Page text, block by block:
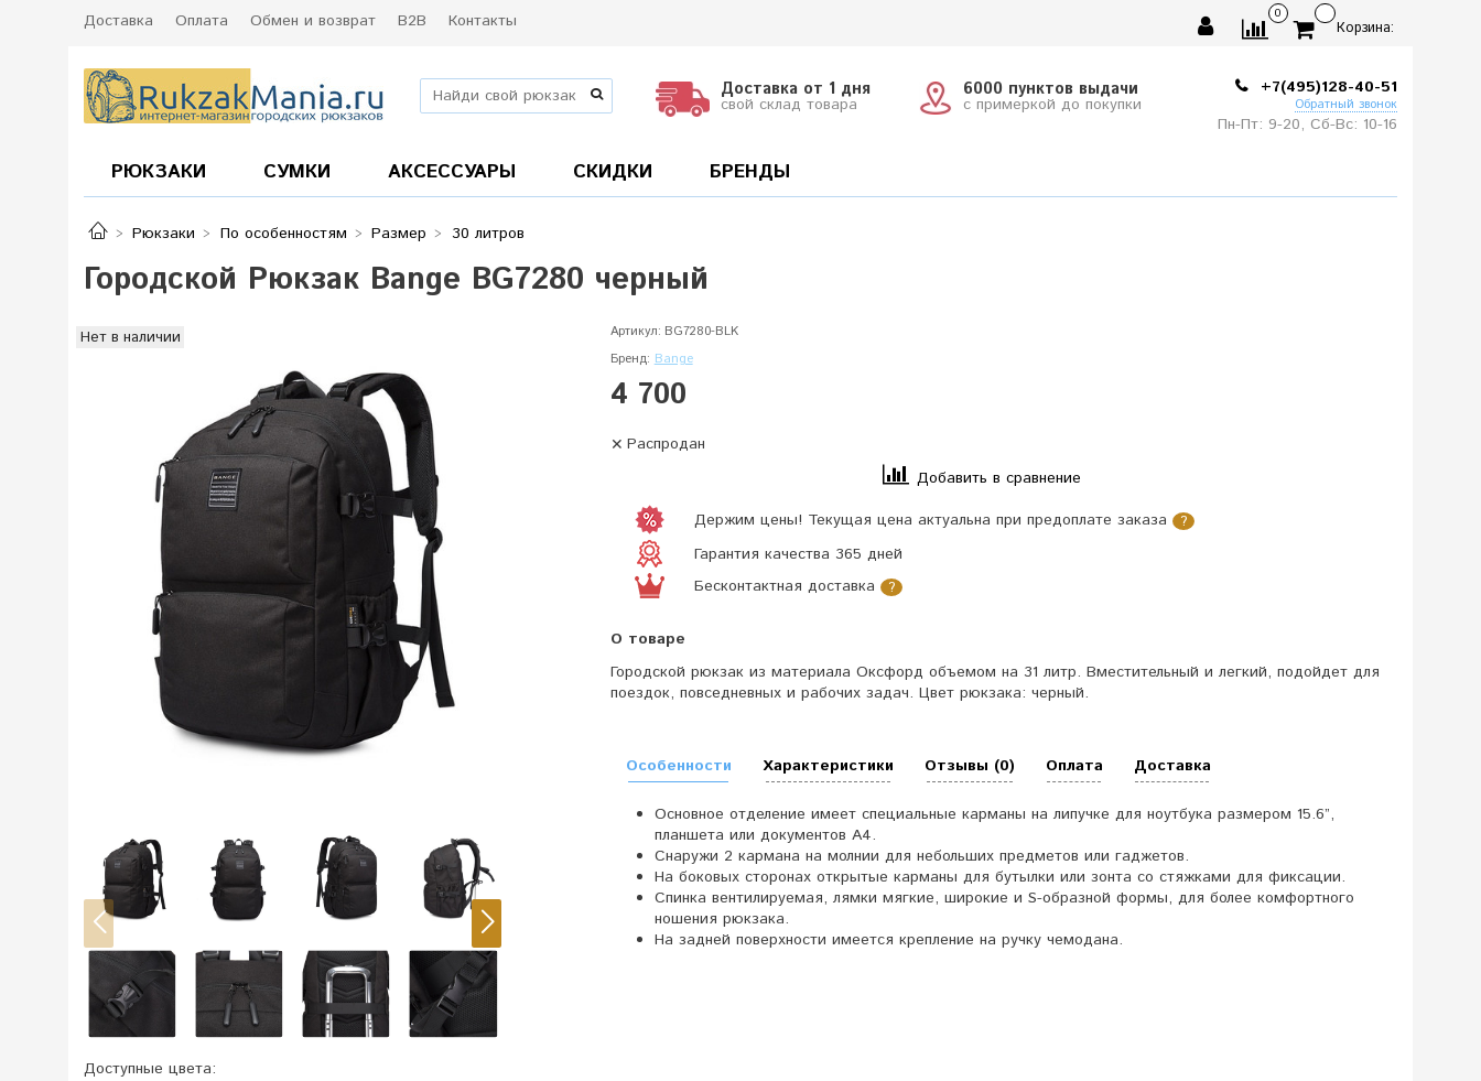
Доставка Оплата Обмен и возврат B2B Контакты 0
Корзина:
Доставка от 1 дня
свой склад товара
6000 пунктов выдачи
с примеркой до покупки
+7(495)128-40-51
Обратный звонок
Пн-Пт: 9-20, Сб-Вс: 10-16
РЮКЗАКИ СУМКИ АКСЕССУАРЫ СКИДКИ БРЕНДЫ
Рюкзаки По особенностям Размер 30 литров
Городской Рюкзак Bange BG7280 черный
Нет в наличии
Доступные цвета:
Артикул: BG7280-BLK
Бренд: Bange
4 700
Распродан
Добавить в сравнение
Держим цены! Текущая цена актуальна при предоплате заказа
?
Гарантия качества 365 дней
Бесконтактная доставка
?
О товаре
Городской рюкзак из материала Оксфорд объемом на 31 литр. Вместительный и легкий, подойдет для
поездок, повседневных и рабочих задач. Цвет рюкзака: черный.
Особенности
Основное отделение имеет специальные карманы на липучке для ноутбука размером 15.6”,
планшета или документов А4.
Снаружи 2 кармана на молнии для небольших предметов или гаджетов.
На боковых сторонах открытые карманы для бутылки или зонта со стяжками для фиксации.
Спинка вентилируемая, лямки мягкие, широкие и S-образной формы, для более комфортного
ношения рюкзака.
На задней поверхности имеется крепление на ручку чемодана.
Характеристики Отзывы (0) Оплата Доставка